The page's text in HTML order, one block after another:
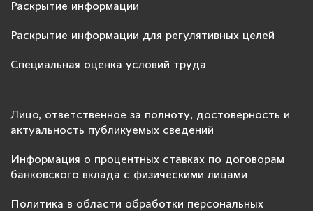
Раскрытие информации
Раскрытие информации для регулятивных целей
Специальная оценка условий труда
Лицо, ответственное за полноту, достоверность и
актуальность публикуемых сведений
Информация о процентных ставках по договорам
банковского вклада с физическими лицами
Политика в области обработки персональных